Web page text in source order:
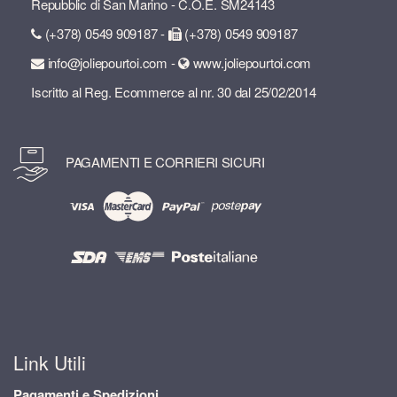
Repubblic di San Marino - C.O.E. SM24143
(+378) 0549 909187 -
(+378) 0549 909187
info@joliepourtoi.com -
www.joliepourtoi.com
Iscritto al Reg. Ecommerce al nr. 30 dal 25/02/2014
PAGAMENTI E CORRIERI SICURI
Link Utili